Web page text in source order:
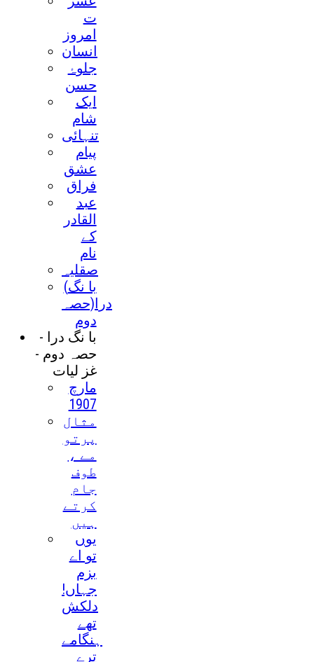
ت
امروز
انسان
جلوۂ
حسن
ايک
شام
تنہائی
پيام
عشق
فراق
عبد
القادر
کے
نام
صقليہ
(با نگ
درا(حصہ
دوم
با نگ درا -
حصہ دوم -
غز ليات
مارچ
1907
مثال
پرتو
مے ،
طوف
جام
کرتے
ہيں
يوں
تو اے
بزم
جہاں!
دلکش
تھے
ہنگامے
ترے